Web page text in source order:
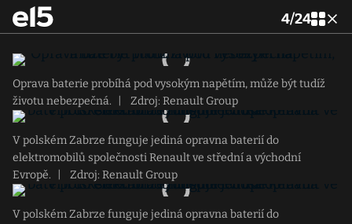
4/24
Oprava baterie probíhá pod vysokým napětím, může být tudíž
životu nebezpečná.
Zdroj: Renault Group
V polském Zabrze funguje jediná opravna baterií do
elektromobilů společnosti Renault ve střední a východní
Evropě.
Zdroj: Renault Group
V polském Zabrze funguje jediná opravna baterií do